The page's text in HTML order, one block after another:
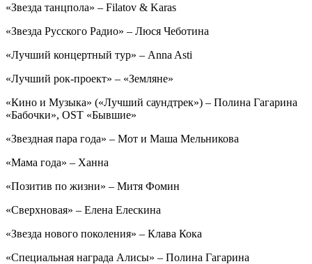
«Звезда танцпола» – Filatov & Karas
«Звезда Русского Радио» – Люся Чеботина
«Лучший концертный тур» – Anna Asti
«Лучший рок-проект» – «Земляне»
«Кино и Музыка» («Лучший саундтрек») – Полина Гагарина
«Бабочки», OST «Бывшие»
«Звездная пара года» – Мот и Маша Мельникова
«Мама года» – Ханна
«Позитив по жизни» – Митя Фомин
«Сверхновая» – Елена Елескина
«Звезда нового поколения» – Клава Кока
«Специальная награда Алисы» – Полина Гагарина